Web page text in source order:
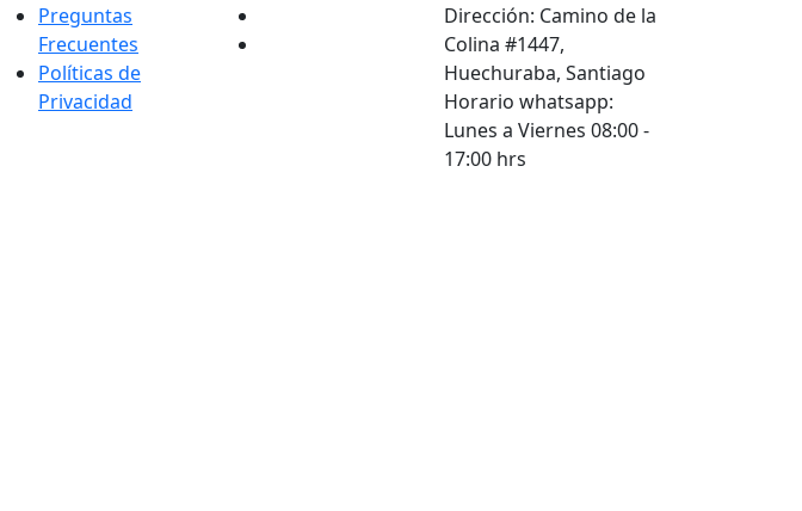
Preguntas
Frecuentes
Políticas de
Privacidad
Dirección: Camino de la
Colina #1447,
Huechuraba, Santiago
Horario whatsapp:
Lunes a Viernes 08:00 -
17:00 hrs